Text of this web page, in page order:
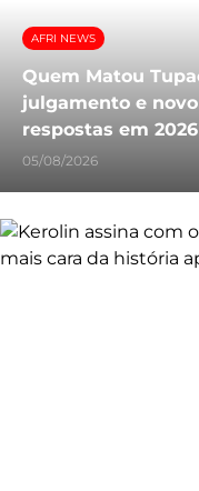
AFRI NEWS
Quem Matou
julgamento e
respostas em 2026
05/08/2026